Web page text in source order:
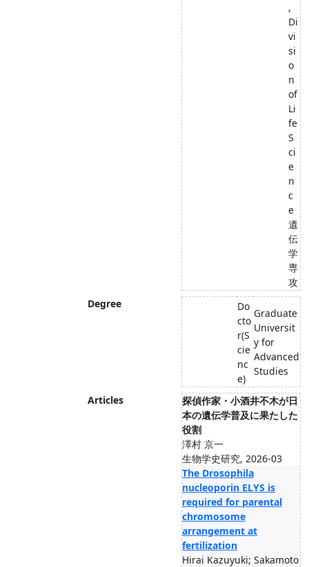
,
Di
vi
si
o
n
of
Li
fe
S
ci
e
n
c
e
遺
伝
学
専
攻
Degree
Do
cto
r(S
cie
nc
e)
Graduate
Universit
y for
Advanced
Studies
Articles
探偵作家・小酒井不木が日
本の遺伝学普及に果たした
役割
澤村 京一
生物学史研究, 2026-03
The Drosophila
nucleoporin ELYS is
required for parental
chromosome
arrangement at
fertilization
Hirai Kazuyuki; Sakamoto